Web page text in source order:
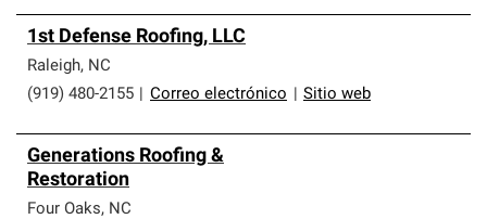
1st Defense Roofing, LLC
Raleigh, NC
(919) 480-2155
Correo electrónico Sitio web
Generations Roofing &
Restoration
Four Oaks, NC